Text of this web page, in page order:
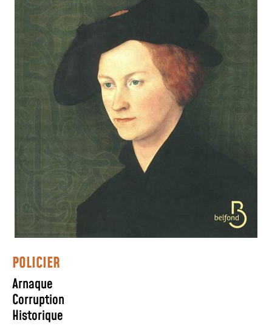
POLICIER
Arnaque
Corruption
Historique